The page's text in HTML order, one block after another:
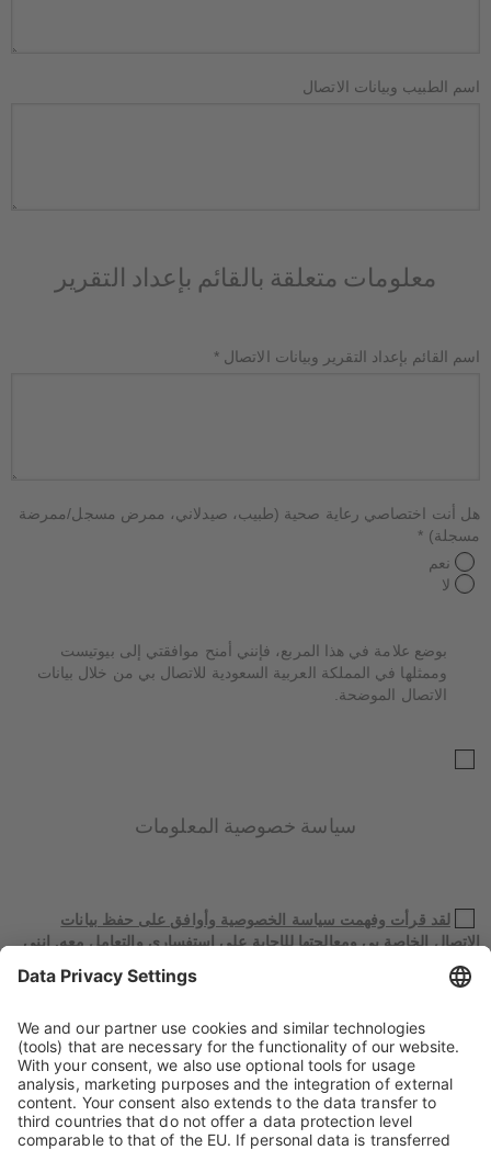
اسم الطبيب وبيانات الاتصال
معلومات متعلقة بالقائم بإعداد التقرير
اسم القائم بإعداد التقرير وبيانات الاتصال *
هل أنت اختصاصي رعاية صحية (طبيب، صيدلاني، ممرض مسجل/ممرضة
مسجلة) *
نعم
لا
بوضع علامة في هذا المربع، فإنني أمنح موافقتي إلى بيوتيست
وممثلها في المملكة العربية السعودية للاتصال بي من خلال بيانات
الاتصال الموضحة.
سياسة خصوصية المعلومات
لقد قرأت وفهمت سياسة الخصوصية وأوافق على حفظ بيانات
الاتصال الخاصة بي ومعالجتها للإجابة على استفساري والتعامل معه. إنني
على دراية بحقي في سحب هذه الموافقة في أي وقت كما هو موضح في
سياسة الخصوصية.
سياسة خصوصية المعلومات